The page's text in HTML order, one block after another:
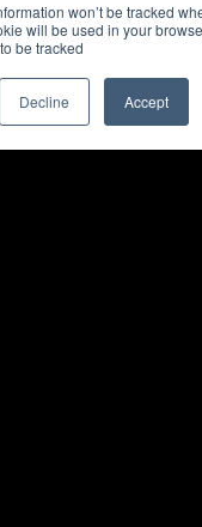
won’t be tracked
will be used in your
be tracked.
Accept
Decline